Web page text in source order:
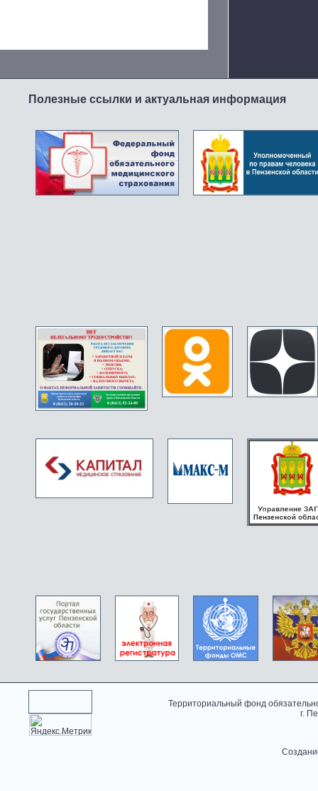
Полезные ссылки и актуальная информация
Территориальный фонд
г.